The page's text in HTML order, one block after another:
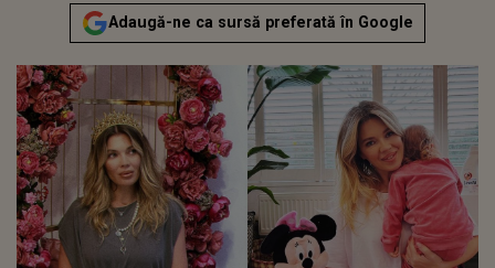
Adaugă-ne ca sursă preferată în Google